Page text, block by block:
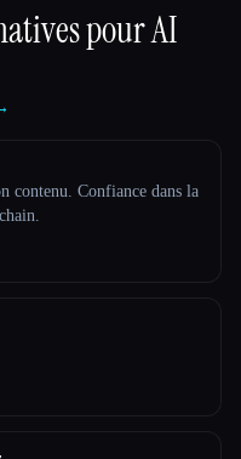
pourAI
contenu. Confiance dans la